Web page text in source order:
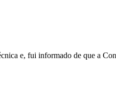
e, fui informado de que a